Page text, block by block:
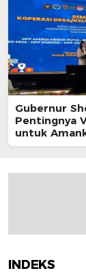
Gubernur
Pentingnya
untuk
Kedaulatan
INDEKS